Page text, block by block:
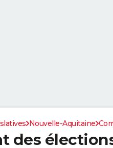
Nouvelle-Aquitaine
des